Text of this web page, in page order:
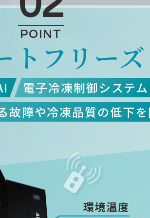
POINT
トフリーズ
電子冷凍制御システム
故障や冷凍品質の低下